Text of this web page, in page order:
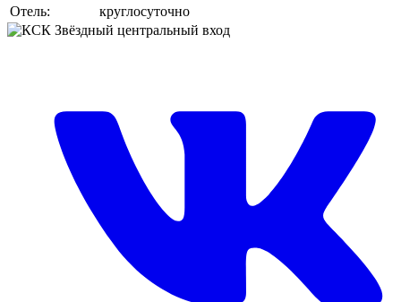
Отель:
круглосуточно